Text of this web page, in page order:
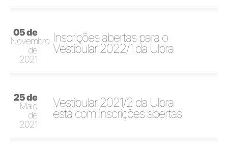
05 de
Novembro
de
2021
Inscrições abertas para o
Vestibular 2022/1 da Ulbra
25 de
Maio
de
2021
Vestibular 2021/2 da Ulbra
está com inscrições abertas